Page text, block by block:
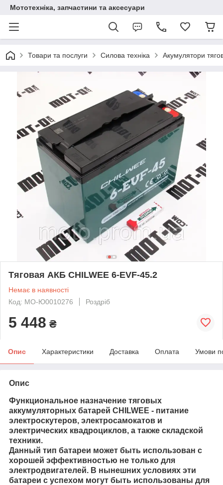
Мототехніка, запчастини та аксесуари
Товари та послуги Силова техніка Акумулятори
Тяговая АКБ CHILWEE 6-EVF-45.2
Немає в наявності
Код: MO-Ю0010276
Роздріб
5 448 ₴
Опис Характеристики Доставка Оплата Умови
Опис
Функциональное назначение тяговых
аккумуляторных батарей CHILWEE - питание
электроскутеров, электросамокатов и
электрических квадроциклов, а также складской
техники.
Данный тип батареи может быть использован с
хорошей эффективностью не только для
электродвигателей. В нынешних условиях эти
батареи с успехом могут быть использованы для